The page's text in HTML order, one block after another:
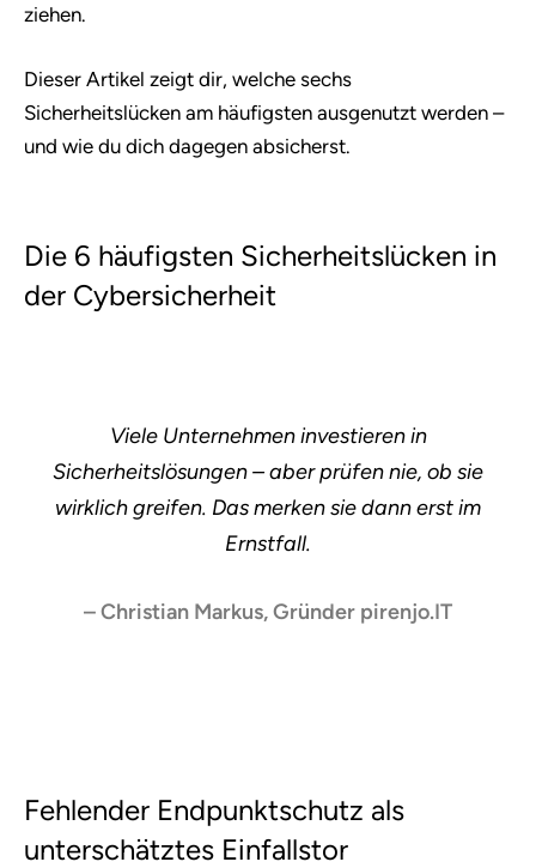
ziehen.
Dieser Artikel zeigt dir, welche sechs
Sicherheitslücken am häufigsten ausgenutzt werden –
und wie du dich dagegen absicherst.
Die 6 häufigsten Sicherheitslücken in
der Cybersicherheit
Viele Unternehmen investieren in
Sicherheitslösungen – aber prüfen nie, ob sie
wirklich greifen. Das merken sie dann erst im
Ernstfall.
– Christian Markus, Gründer pirenjo.IT
Fehlender Endpunktschutz als
unterschätztes Einfallstor